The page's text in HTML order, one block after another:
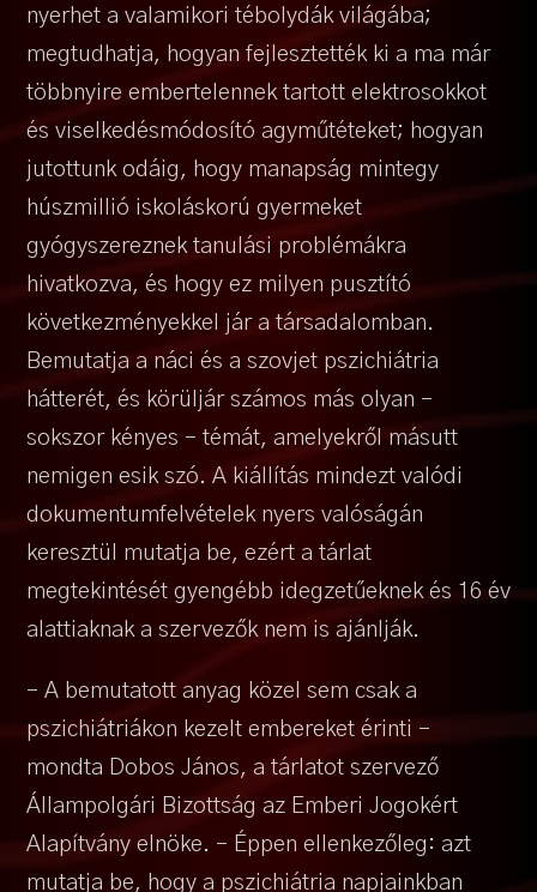
nyerhet a valamikori tébolydák világába;
megtudhatja, hogyan fejlesztették ki a ma már
többnyire embertelennek tartott elektrosokkot
és viselkedésmódosító agyműtéteket; hogyan
jutottunk odáig, hogy manapság mintegy
húszmillió iskoláskorú gyermeket
gyógyszereznek tanulási problémákra
hivatkozva, és hogy ez milyen pusztító
következményekkel jár a társadalomban.
Bemutatja a náci és a szovjet pszichiátria
hátterét, és körüljár számos más olyan –
sokszor kényes – témát, amelyekről másutt
nemigen esik szó. A kiállítás mindezt valódi
dokumentumfelvételek nyers valóságán
keresztül mutatja be, ezért a tárlat
megtekintését gyengébb idegzetűeknek és 16 év
alattiaknak a szervezők nem is ajánlják.
– A bemutatott anyag közel sem csak a
pszichiátriákon kezelt embereket érinti –
mondta Dobos János, a tárlatot szervező
Állampolgári Bizottság az Emberi Jogokért
Alapítvány elnöke. – Éppen ellenkezőleg: azt
mutatja be, hogy a pszichiátria napjainkban